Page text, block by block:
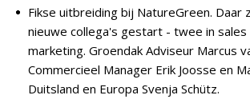
Fikse uitbreiding bij NatureGreen. Daar
nieuwe collega's gestart - twee in sales
marketing. Groendak Adviseur Marcus
Commercieel Manager Erik Joosse en
Duitsland en Europa Svenja Schütz.